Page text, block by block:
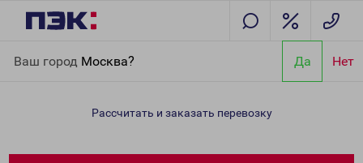
Ваш город Москва? Да Нет
(Тосненский р-н)
Рассчитать и заказать перевозку